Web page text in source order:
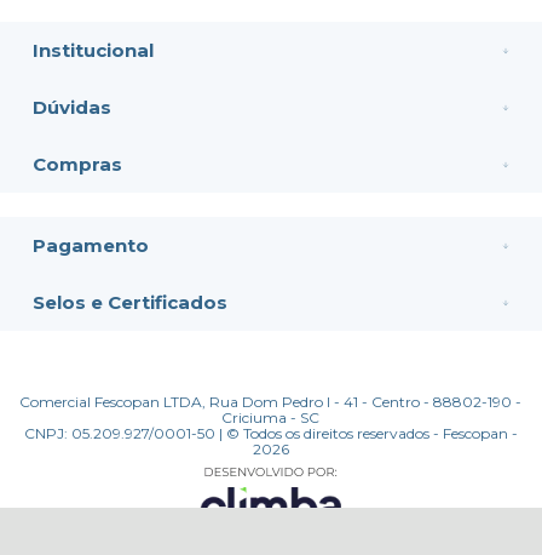
Institucional
Dúvidas
Compras
Pagamento
Selos e Certificados
Comercial Fescopan LTDA, Rua Dom Pedro I - 41 - Centro - 88802-190 -
Criciuma - SC
CNPJ: 05.209.927/0001-50 | © Todos os direitos reservados - Fescopan -
2026